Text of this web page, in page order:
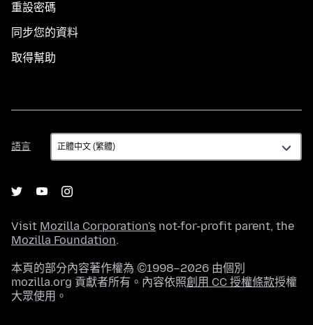
重設密碼
同步您的資料
取得幫助
語言
語
言
Visit Mozilla Corporation's not-for-profit parent, the
Mozilla Foundation.
本頁的部分內容著作權為 ©1998–2026 由個別
mozilla.org 貢獻者所有。內容依照創用 CC 授權條款授權
大眾使用。